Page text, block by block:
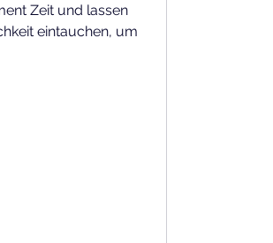
Zeit und lassen
eintauchen, um